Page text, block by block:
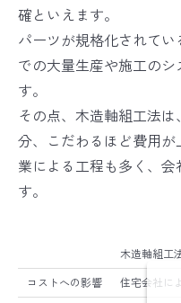
確といえます。
パーツが規格化されて
での大量生産や施工の
す。
その点、木造軸組工法
分、こだわるほど費用
業による工程も多く、
す。
木造軸組工
コストへの影響 住宅会社に